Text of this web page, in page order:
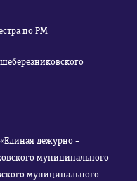
по РМ
дежурно –
муниципального
муниципального